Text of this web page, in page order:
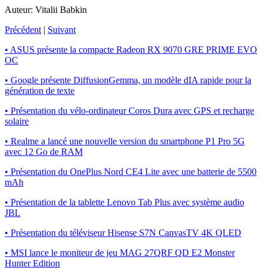
Auteur: Vitalii Babkin
Précédent | Suivant
• ASUS présente la compacte Radeon RX 9070 GRE PRIME EVO
OC
• Google présente DiffusionGemma, un modèle dIA rapide pour la
génération de texte
• Présentation du vélo-ordinateur Coros Dura avec GPS et recharge
solaire
• Realme a lancé une nouvelle version du smartphone P1 Pro 5G
avec 12 Go de RAM
• Présentation du OnePlus Nord CE4 Lite avec une batterie de 5500
mAh
• Présentation de la tablette Lenovo Tab Plus avec système audio
JBL
• Présentation du téléviseur Hisense S7N CanvasTV 4K QLED
• MSI lance le moniteur de jeu MAG 27QRF QD E2 Monster
Hunter Edition